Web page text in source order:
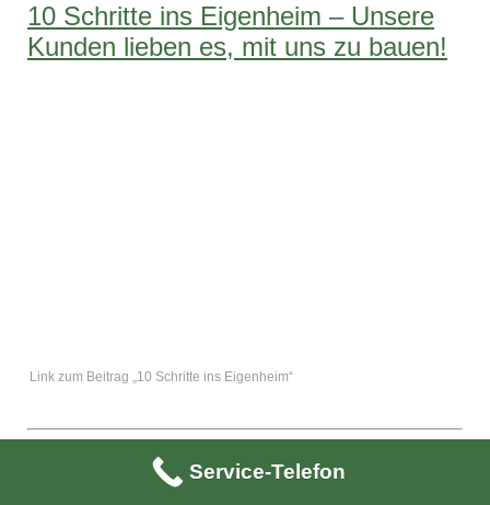
10 Schritte ins Eigenheim – Unsere
Kunden lieben es, mit uns zu bauen!
Link zum Beitrag „10 Schritte ins Eigenheim“
Text mit freundlicher Genehmigung von
. Abbildungen: KI-generiert mitChatGPT
Service-Telefon